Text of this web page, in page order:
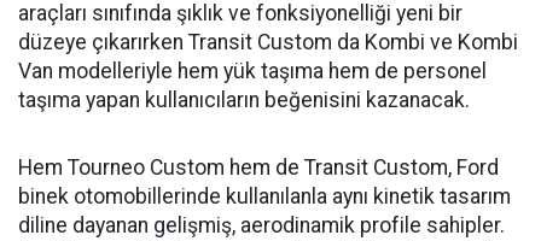
araçları sınıfında şıklık ve fonksiyonelliği yeni bir
düzeye çıkarırken Transit Custom da Kombi ve Kombi
Van modelleriyle hem yük taşıma hem de personel
taşıma yapan kullanıcıların beğenisini kazanacak.
Hem Tourneo Custom hem de Transit Custom, Ford
binek otomobillerinde kullanılanla aynı kinetik tasarım
diline dayanan gelişmiş, aerodinamik profile sahipler.